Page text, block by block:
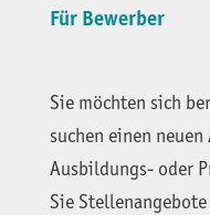
Für Bewerber
Sie möchten sich
suchen einen
Ausbildungs- oder
Sie Stellenangebote